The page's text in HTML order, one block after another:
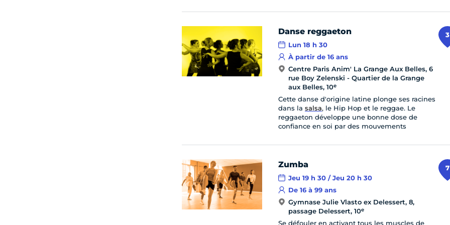
3
Danse reggaeton
Lun 18 h 30
À partir de 16 ans
Centre Paris Anim' La Grange Aux Belles, 6
rue Boy Zelenski - Quartier de la Grange
aux Belles, 10e
Cette danse d'origine latine plonge ses racines
dans la salsa, le Hip Hop et le reggae. Le
reggaeton développe une bonne dose de
confiance en soi par des mouvements
7
Zumba
Jeu 19 h 30 / Jeu 20 h 30
De 16 à 99 ans
Gymnase Julie Vlasto ex Delessert, 8,
passage Delessert, 10e
Se défouler en activant tous les muscles de